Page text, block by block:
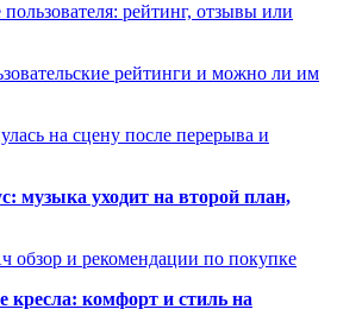
рейтинг, отзывы или
рейтинги и можно ли им
на сцену после перерыва и
музыка уходит на второй план,
обзор и рекомендации по покупке
комфорт и стиль на